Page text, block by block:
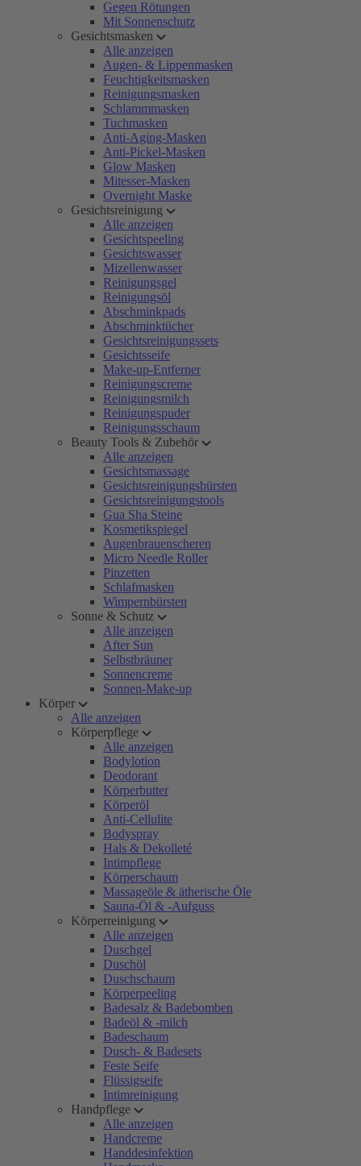
Gegen Rötungen
Mit Sonnenschutz
Gesichtsmasken
Alle anzeigen
Augen- & Lippenmasken
Feuchtigkeitsmasken
Reinigungsmasken
Schlammmasken
Tuchmasken
Anti-Aging-Masken
Anti-Pickel-Masken
Glow Masken
Mitesser-Masken
Overnight Maske
Gesichtsreinigung
Alle anzeigen
Gesichtspeeling
Gesichtswasser
Mizellenwasser
Reinigungsgel
Reinigungsöl
Abschminkpads
Abschminktücher
Gesichtsreinigungssets
Gesichtsseife
Make-up-Entferner
Reinigungscreme
Reinigungsmilch
Reinigungspuder
Reinigungsschaum
Beauty Tools & Zubehör
Alle anzeigen
Gesichtsmassage
Gesichtsreinigungsbürsten
Gesichtsreinigungstools
Gua Sha Steine
Kosmetikspiegel
Augenbrauenscheren
Micro Needle Roller
Pinzetten
Schlafmasken
Wimpernbürsten
Sonne & Schutz
Alle anzeigen
After Sun
Selbstbräuner
Sonnencreme
Sonnen-Make-up
Körper
Alle anzeigen
Körperpflege
Alle anzeigen
Bodylotion
Deodorant
Körperbutter
Körperöl
Anti-Cellulite
Bodyspray
Hals & Dekolleté
Intimpflege
Körperschaum
Massageöle & ätherische Öle
Sauna-Öl & -Aufguss
Körperreinigung
Alle anzeigen
Duschgel
Duschöl
Duschschaum
Körperpeeling
Badesalz & Badebomben
Badeöl & -milch
Badeschaum
Dusch- & Badesets
Feste Seife
Flüssigseife
Intimreinigung
Handpflege
Alle anzeigen
Handcreme
Handdesinfektion